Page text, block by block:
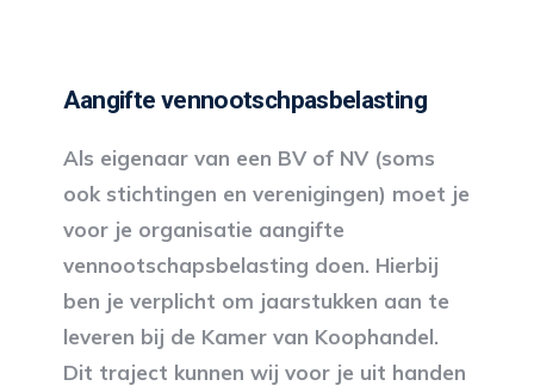
Aangifte vennootschpasbelasting
Als eigenaar van een BV of NV (soms
ook stichtingen en verenigingen) moet je
voor je organisatie aangifte
vennootschapsbelasting doen. Hierbij
ben je verplicht om jaarstukken aan te
leveren bij de Kamer van Koophandel.
Dit traject kunnen wij voor je uit handen